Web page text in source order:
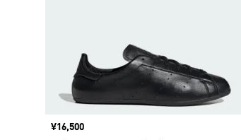
価格
¥16,500